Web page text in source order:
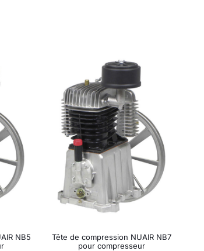
NB5
Tête de compression NUAIR NB7
pour compresseur